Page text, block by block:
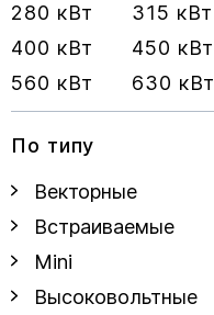
280 кВт
315 кВт
400 кВт
450 кВт
560 кВт
630 кВт
По типу
Векторные
Встраиваемые
Mini
Высоковольтные